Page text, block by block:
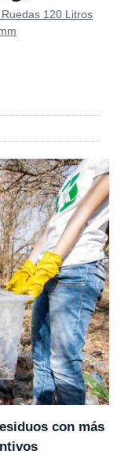
120 Litros
con más